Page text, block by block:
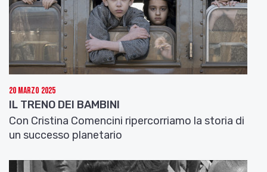
20 Marzo 2025
IL TRENO DEI BAMBINI
Con Cristina Comencini ripercorriamo la storia di
un successo planetario